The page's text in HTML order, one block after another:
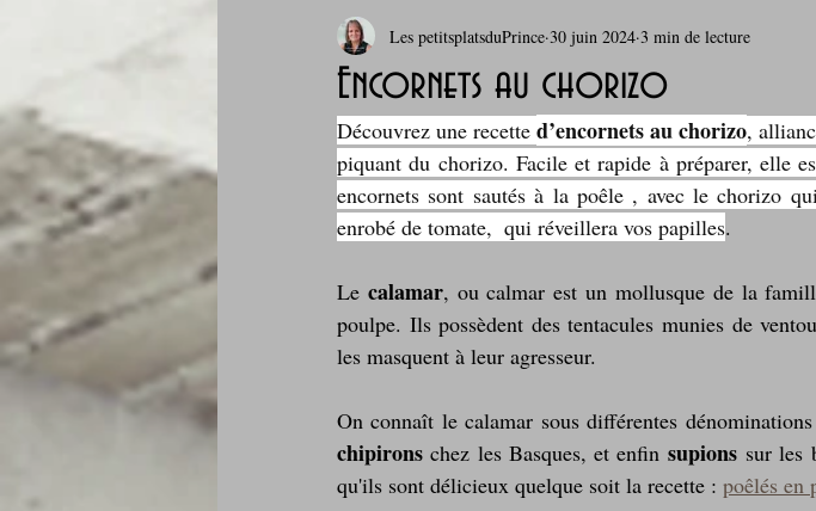
Boissons et cocktails Boulangerie Breakfast c'est la
Comfort food, les recettes doudou Coquillages et crustacés
Cuisine du Camping Déjeuner sur l'herbe Desserts - glaces -
Fondus de chocolat fruits à coque Garden Party - buffet -
Glaces, sorbets, desserts glacés Grillades, barbecues et plancha
Encornets au chorizo
Les petitsplatsduPrince 30 juin 2024 3 min de lecture
Découvrez une recette d’encornets au chorizo,
piquant du chorizo. Facile et rapide à préparer, elle
encornets sont sautés à la poêle , avec le chorizo
enrobé de tomate,  qui réveillera vos papilles.
Le calamar, ou calmar est un mollusque de la
poulpe. Ils possèdent des tentacules munies de
les masquent à leur agresseur.
On connaît le calamar sous différentes
chipirons chez les Basques, et enfin supions sur les
qu'ils sont délicieux quelque soit la recette : poêlés en